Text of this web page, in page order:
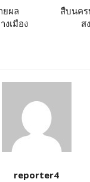
ยผล
งเมือง
สืบนคร
ส
reporter4